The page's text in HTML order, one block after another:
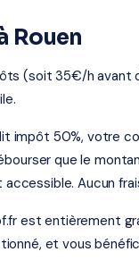
Rouen
(soit 35€/h avant
impôt 50%, votre
que le
Aucun
est entièrement
et vous